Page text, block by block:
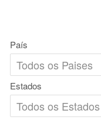
País
Estados